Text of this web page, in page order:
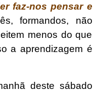
faz-nos pensar e
formandos, não
menos do que
a aprendizagem é
deste sábado